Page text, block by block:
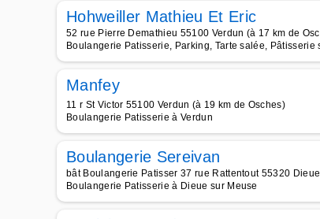
Hohweiller Mathieu Et Eric
52 rue Pierre Demathieu 55100 Verdun (à 17 km de
Boulangerie Patisserie, Parking, Tarte salée,
Manfey
11 r St Victor 55100 Verdun (à 19 km de Osches)
Boulangerie Patisserie à Verdun
Boulangerie Sereivan
bât Boulangerie Patisser 37 rue Rattentout 55320
Boulangerie Patisserie à Dieue sur Meuse